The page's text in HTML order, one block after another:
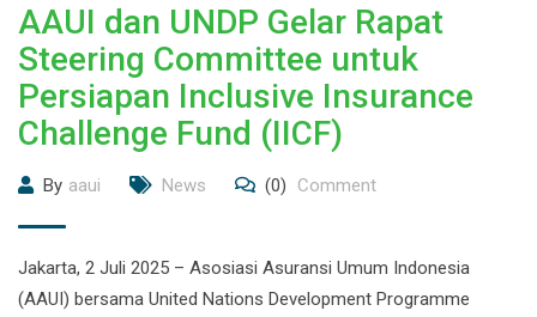
AAUI dan UNDP Gelar Rapat
Steering Committee untuk
Persiapan Inclusive Insurance
Challenge Fund (IICF)
By aaui News (0) Comment
Jakarta, 2 Juli 2025 – Asosiasi Asuransi Umum Indonesia
(AAUI) bersama United Nations Development Programme